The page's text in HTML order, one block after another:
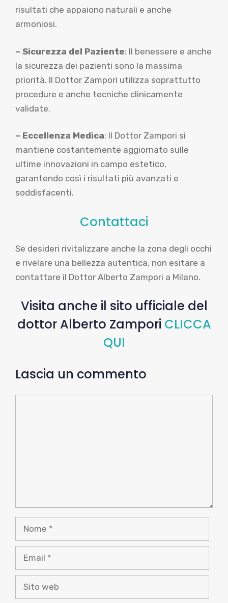
risultati che appaiono naturali e anche
armoniosi.
– Sicurezza del Paziente: Il benessere e anche
la sicurezza dei pazienti sono la massima
priorità. Il Dottor Zampori utilizza soprattutto
procedure e anche tecniche clinicamente
validate.
– Eccellenza Medica: Il Dottor Zampori si
mantiene costantemente aggiornato sulle
ultime innovazioni in campo estetico,
garantendo così i risultati più avanzati e
soddisfacenti.
Contattaci
Se desideri rivitalizzare anche la zona degli occhi
e rivelare una bellezza autentica, non esitare a
contattare il Dottor Alberto Zampori a Milano.
Visita anche il sito ufficiale del
dottor Alberto Zampori CLICCA
QUI
Lascia un commento
Nome
Email
Sito